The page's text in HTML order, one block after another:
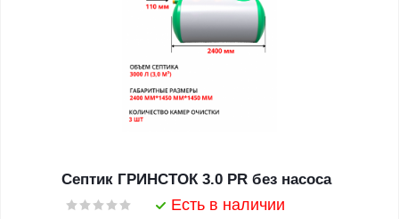
Септик ГРИНСТОК 3.0 PR без насоса
Есть в наличии